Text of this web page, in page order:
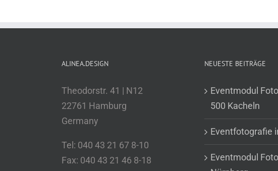
ALINEA.DESIGN
Theodorstr. 41 | N12
22761 Hamburg
Germany
Tel: 040 43 21 67 8-10
Fax: 040 43 21 46 8-18
NEUESTE BEITRÄGE
Eventmodul
500 Kacheln
Eventfotografie
Eventmodul